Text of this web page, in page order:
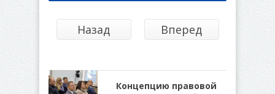
Назад Вперед
Концепцию правовой